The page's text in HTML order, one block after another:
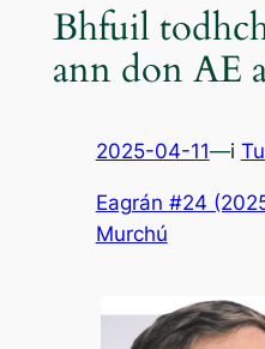
Bhfuil
ann don AE
2025-04-11—i
Eagrán #24
Murchú